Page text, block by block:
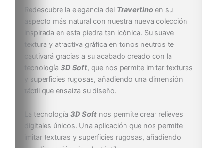
Redescubre la elegancia del Travertino en su
aspecto más natural con nuestra nueva colección
inspirada en esta piedra tan icónica. Su suave
textura y atractiva gráfica en tonos neutros te
cautivará gracias a su acabado creado con la
tecnología 3D Soft, que nos permite imitar texturas
y superficies rugosas, añadiendo una dimensión
táctil que ensalza su diseño.
La tecnología 3D Soft nos permite crear relieves
digitales únicos. Una aplicación que nos permite
imitar texturas y superficies rugosas, añadiendo